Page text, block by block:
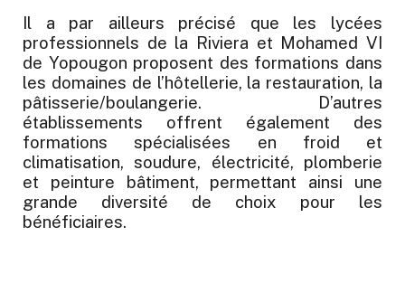
Il a par ailleurs précisé que les lycées
professionnels de la Riviera et Mohamed VI
de Yopougon proposent des formations dans
les domaines de l’hôtellerie, la restauration, la
pâtisserie/boulangerie. D’autres
établissements offrent également des
formations spécialisées en froid et
climatisation, soudure, électricité, plomberie
et peinture bâtiment, permettant ainsi une
grande diversité de choix pour les
bénéficiaires.